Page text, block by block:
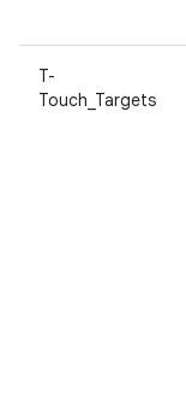
T-
Touch_Targets